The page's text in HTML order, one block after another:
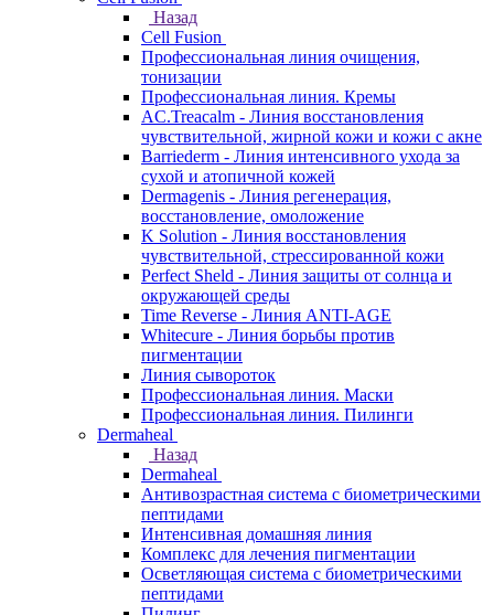
Назад
Cell Fusion
Профессиональная линия очищения,
тонизации
Профессиональная линия. Кремы
AC.Treacalm - Линия восстановления
чувствительной, жирной кожи и кожи с акне
Barriederm - Линия интенсивного ухода за
сухой и атопичной кожей
Dermagenis - Линия регенерация,
восстановление, омоложение
K Solution - Линия восстановления
чувствительной, стрессированной кожи
Perfect Sheld - Линия защиты от солнца и
окружающей среды
Time Reverse - Линия ANTI-AGE
Whitecure - Линия борьбы против
пигментации
Линия сывороток
Профессиональная линия. Маски
Профессиональная линия. Пилинги
Dermaheal
Назад
Dermaheal
Антивозрастная система с биометрическими
пептидами
Интенсивная домашняя линия
Комплекс для лечения пигментации
Осветляющая система с биометрическими
пептидами